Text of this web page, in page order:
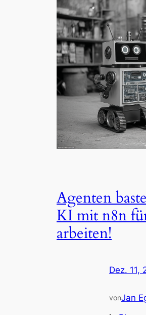
Agenten
KI mit n8n
arbeiten!
Dez. 11,
vonJan